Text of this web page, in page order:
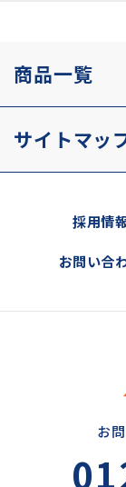
商品一覧
サイトマッ
採用情
お問い合
お